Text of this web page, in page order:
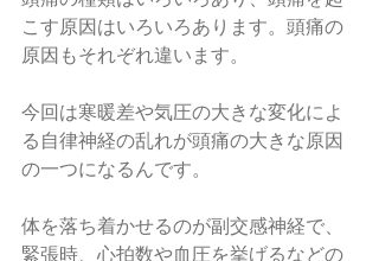
こす原因はいろいろあります。頭痛の
原因もそれぞれ違います。
今回は寒暖差や気圧の大きな変化によ
る自律神経の乱れが頭痛の大きな原因
の一つになるんです。
体を落ち着かせるのが副交感神経で、
緊張時、心拍数や血圧を挙げるなどの